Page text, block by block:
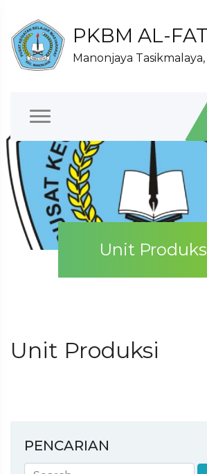
PKBM AL-
Manonjaya
Unit
Unit Produksi
PENCARIAN